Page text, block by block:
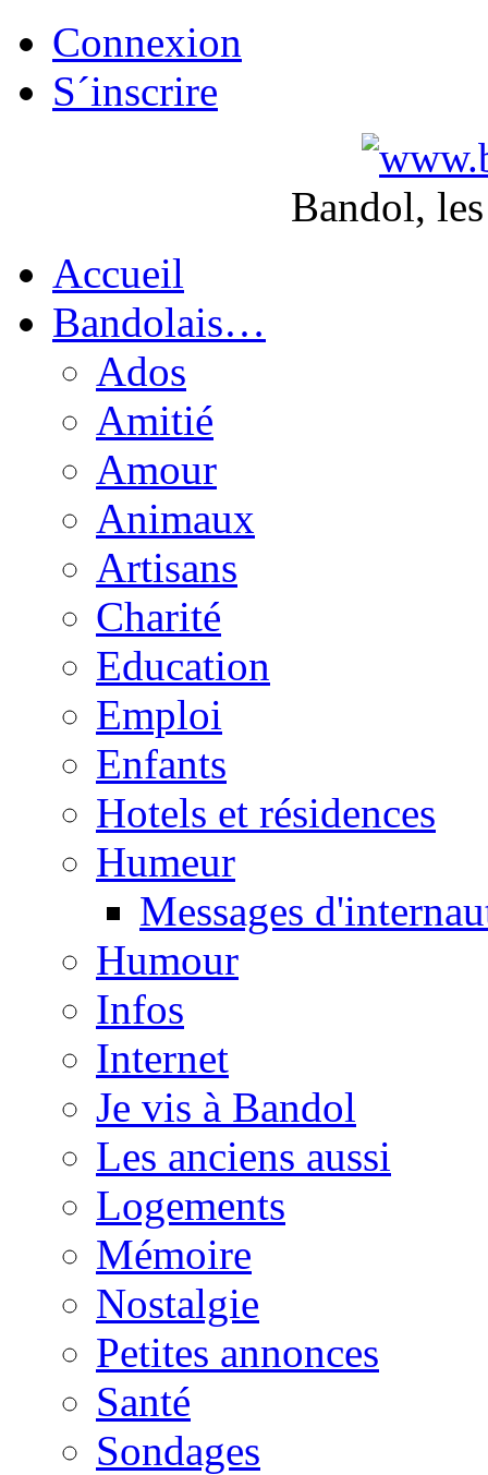
Connexion
S´inscrire
Bandol,
Accueil
Bandolais…
Ados
Amitié
Amour
Animaux
Artisans
Charité
Education
Emploi
Enfants
Hotels et résidences
Humeur
Messages
Humour
Infos
Internet
Je vis à Bandol
Les anciens aussi
Logements
Mémoire
Nostalgie
Petites annonces
Santé
Sondages